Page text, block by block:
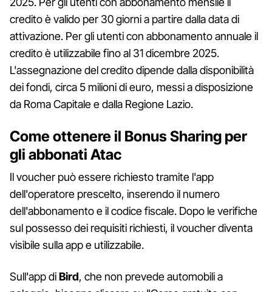
credito è valido per 30 giorni a partire dalla data di
attivazione. Per gli utenti con abbonamento annuale il
credito è utilizzabile fino al 31 dicembre 2025.
L'assegnazione del credito dipende dalla disponibilità
dei fondi, circa 5 milioni di euro, messi a disposizione
da Roma Capitale e dalla Regione Lazio.
Come ottenere il Bonus Sharing per
gli abbonati Atac
Il voucher può essere richiesto tramite l'app
dell'operatore prescelto, inserendo il numero
dell'abbonamento e il codice fiscale. Dopo le verifiche
sul possesso dei requisiti richiesti, il voucher diventa
visibile sulla app e utilizzabile.
Sull'app diBird, che non prevede automobili a